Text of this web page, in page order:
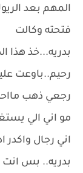
المهم بعد
فتحته وكالت
بدريه...خذ
رحيم..باوعت
رجعي ذهب
مو اني الي
اني رجال واكدر
بدريه.. بس انت